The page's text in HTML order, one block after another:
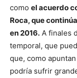
como el acuerdo
Roca, que
en 2016. A finales
temporal, que
que, como
podría sufrir